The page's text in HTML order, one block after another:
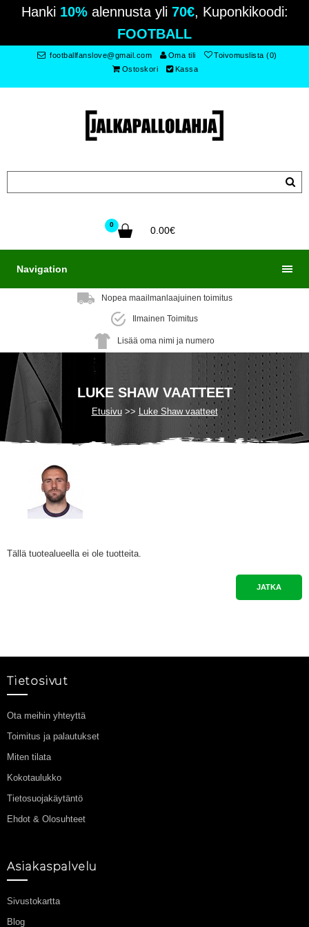
Hanki 10%alennusta yli 70€, Kuponkikoodi:
FOOTBALL
footballfanslove@gmail.com Oma tili
Toivomuslista (0)
Ostoskori
Kassa
0
0.00€
Navigation
Nopea maailmanlaajuinen toimitus
Ilmainen Toimitus
Lisää oma nimi ja numero
LUKE SHAW VAATTEET
Etusivu Luke Shaw vaatteet
Tällä tuotealueella ei ole tuotteita.
JATKA
Tietosivut
Ota meihin yhteyttä
Toimitus ja palautukset
Miten tilata
Kokotaulukko
Tietosuojakäytäntö
Ehdot & Olosuhteet
Asiakaspalvelu
Sivustokartta
Blog